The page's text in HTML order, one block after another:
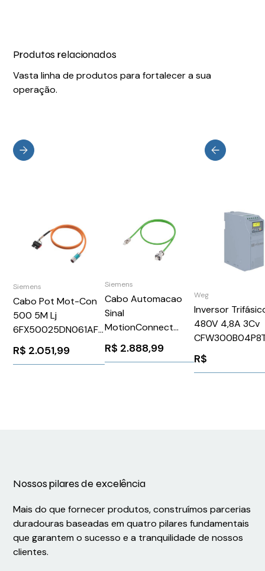
Produtos relacionados
Vasta linha de produtos para fortalecer a sua
operação.
Siemens
Cabo Pot Mot-Con
500 5M Lj
6FX50025DN061AF0
Siemens 939093
R$ 2.051,99
Siemens
Cabo Automacao
Sinal
MotionConnect
500 30M Sinamics
S120 Siemens
6FX50022DC101DA0
R$ 2.888,99
Weg
Inversor
480V 4,8A 3Cv
WEG Weg
R$
Nossos pilares de excelência
Mais do que fornecer produtos, construímos parcerias
duradouras baseadas em quatro pilares fundamentais
que garantem o sucesso e a tranquilidade de nossos
clientes.